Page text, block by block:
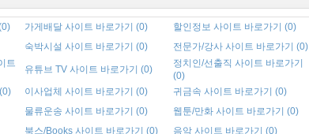
가게배달 사이트 바로가기 (0)
할인정보 사이트 바로가기 (0)
숙박시설 사이트 바로가기 (0)
전문가/강사 사이트 바로가기 (0)
트
유튜브 TV 사이트 바로가기 (0)
정치인/선출직 사이트 바로가기
(0)
이사업체 사이트 바로가기 (0)
귀금속 사이트 바로가기 (0)
물류운송 사이트 바로가기 (0)
웹툰/만화 사이트 바로가기 (0)
북스/Books 사이트 바로가기 (0)
음악 사이트 바로가기 (0)